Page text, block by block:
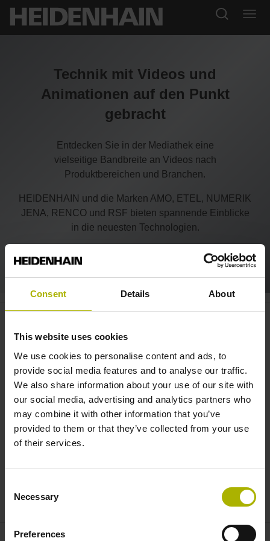
Consent Details About
This website uses cookies
We use cookies to personalise content and ads, to
provide social media features and to analyse our traffic.
We also share information about your use of our site with
our social media, advertising and analytics partners who
may combine it with other information that you’ve
provided to them or that they’ve collected from your use
of their services.
Selection
Necessary
Preferences
Technik mit Videos und
Animationen auf den Punkt
gebracht
Entdecken Sie in der Mediathek eine
vielseitige Bandbreite an Videos nach
Produktbereichen und Branchen.
HEIDENHAIN und die Marken AMO, ETEL, NUMERIK
JENA, RENCO und RSF bieten spannende Einblicke
in die neuesten Technologien.
Systemintegration: Das leisten
HMC 2 und EnDat 3 |
HEIDENHAIN